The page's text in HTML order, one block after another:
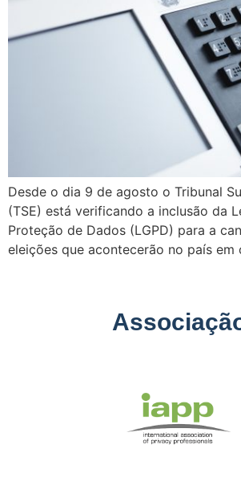
Desde o dia 9 de agosto o Tribunal
(TSE) está verificando a inclusão da
Proteção de Dados (LGPD) para a
eleições que acontecerão no país em